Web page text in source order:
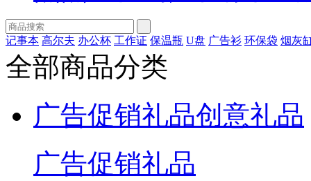
记事本 高尔夫 办公杯 工作证 保温瓶 U盘 广告衫 环保袋 烟灰
全部商品分类
广告促销礼品创意礼品
广告促销礼品